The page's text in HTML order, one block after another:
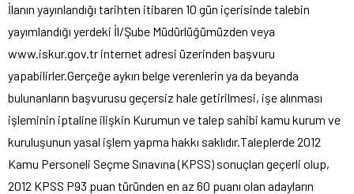
İlanın yayınlandığı tarihten itibaren 10 gün içerisinde talebin
yayımlandığı yerdeki İl/Şube Müdürlüğümüzden veya
www.iskur.gov.tr internet adresi üzerinden başvuru
yapabilirler.Gerçeğe aykırı belge verenlerin ya da beyanda
bulunanların başvurusu geçersiz hale getirilmesi, işe alınması
işleminin iptaline ilişkin Kurumun ve talep sahibi kamu kurum ve
kuruluşunun yasal işlem yapma hakkı saklıdır.Taleplerde 2012
Kamu Personeli Seçme Sınavına (KPSS) sonuçları geçerli olup,
2012 KPSS P93 puan türünden en az 60 puanı olan adayların